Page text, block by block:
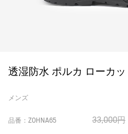
透湿防水 ポルカ ローカ
メンズ
品番：ZOHNA65 33,000円